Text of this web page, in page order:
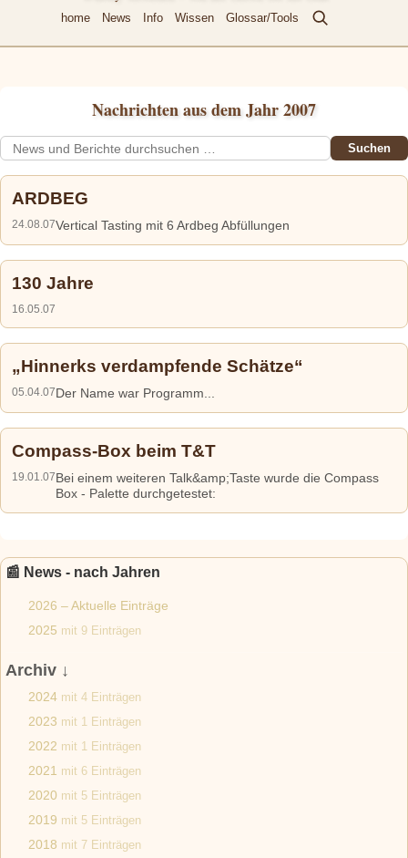
home News Info Wissen Glossar/Tools
Nachrichten aus dem Jahr 2007
Suchen
ARDBEG
24.08.07Vertical Tasting mit 6 Ardbeg Abfüllungen
130 Jahre
16.05.07
Hinnerks verdampfende Schätze
05.04.07 Der Name war Programm...
Compass-Box beim T&T
19.01.07 Bei einem weiteren Talk&amp;Taste wurde die Compass
Box - Palette durchgetestet:
📰 News - nach Jahren
2026 – Aktuelle Einträge
2025 mit 9 Einträgen
Archiv ↓
2024 mit 4 Einträgen
2023 mit 1 Einträgen
2022 mit 1 Einträgen
2021 mit 6 Einträgen
2020 mit 5 Einträgen
2019 mit 5 Einträgen
2018 mit 7 Einträgen